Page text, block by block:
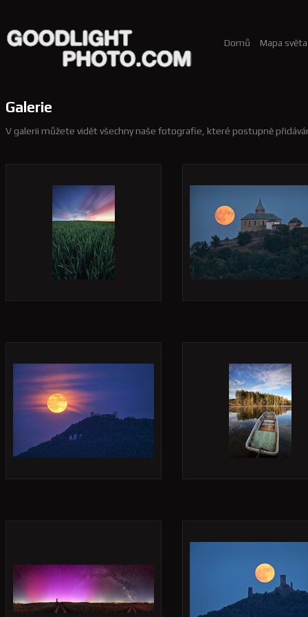
Domů Mapa světa
Galerie
V galerii můžete vidět všechny naše fotografie, které postupně